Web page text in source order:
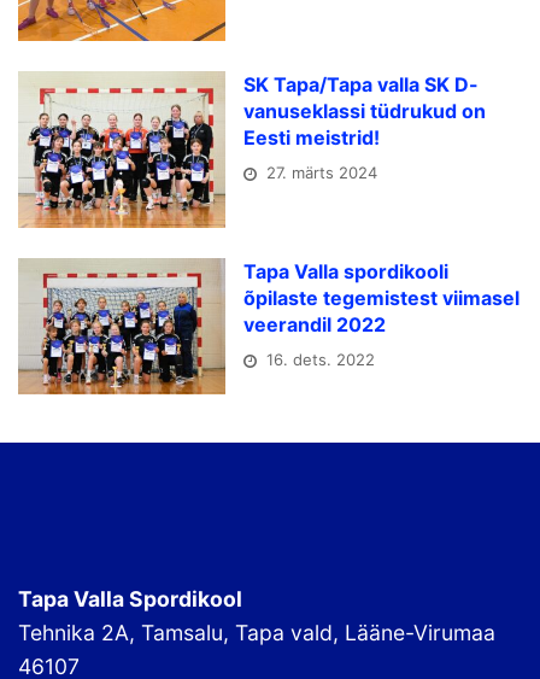
SK Tapa/Tapa valla SK D-
vanuseklassi tüdrukud on
Eesti meistrid!
27. märts 2024
Tapa Valla spordikooli
õpilaste tegemistest viimasel
veerandil 2022
16. dets. 2022
Tapa Valla Spordikool
Tehnika 2A, Tamsalu, Tapa vald, Lääne-Virumaa
46107